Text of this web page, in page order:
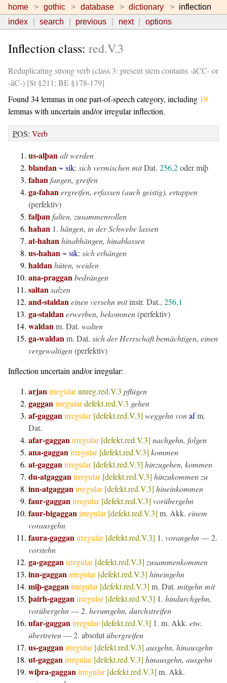
home gothic database dictionary
inflection
index
search previous next options
Inflection class: red.V.3
Reduplicating strong verb (class 3: present stem contains -ǎCC- or
-āC-) [St §211; BE §178-179]
Found 34 lemmas in one part-of-speech category, including 19
lemmas with uncertain and/or irregular inflection.
POS: Verb
us-alþanalt werden
blandan~ sik: sich vermischen mitDat. 256,2oder miþ
fahanfangen, greifen
ga-fahanergreifen, erfassen (auch geistig), ertappen
(perfektiv)
falþanfalten, zusammenrollen
hahan 1. hängen, in der Schwebe lassen
at-hahanhinabhängen, hinablassen
us-hahan~ sik: sich erhängen
haldanhüten, weiden
ana-pragganbedrängen
saltansalzen
and-staldaneinen versehn mitinstr. Dat., 256,1
ga-staldanerwerben, bekommen(perfektiv)
waldanm. Dat. walten
ga-waldanm. Dat. sich der Herrschaft bemächtigen, einen
vergewaltigen(perfektiv)
Inflection uncertain and/or irregular:
arjanirregularunreg.red.V.3 pflügen
gagganirregulardefekt.red.V.3 gehen
af-gagganirregular [defekt.red.V.3] weggehn vonafm.
Dat.
afar-gagganirregular [defekt.red.V.3] nachgehn, folgen
ana-gagganirregular [defekt.red.V.3] kommen
at-gagganirregular [defekt.red.V.3] hinzugehen, kommen
du-atgagganirregular [defekt.red.V.3] hinzukommen zu
inn-atgagganirregular [defekt.red.V.3] hineinkommen
faur-gagganirregular [defekt.red.V.3] vorübergehn
faur-bigagganirregular [defekt.red.V.3] m. Akk. einem
vorausgehn
faura-gagganirregular [defekt.red.V.3] 1. vorangehn— 2.
vorstehn
ga-gagganirregular [defekt.red.V.3] zusammenkommen
inn-gagganirregular [defekt.red.V.3] hineingehn
miþ-gagganirregular [defekt.red.V.3] m. Dat. mitgehn mit
þairh-gagganirregular [defekt.red.V.3] 1. hindurchgehn,
vorübergehn— 2. herumgehn, durchstreifen
ufar-gagganirregular [defekt.red.V.3] 1. m. Akk. etw.
übertreten— 2. absolutübergreifen
us-gagganirregular [defekt.red.V.3] ausgehn, hinausgehn
ut-gagganirregular [defekt.red.V.3] hinausgehn, ausgehn
wiþra-gagganirregular [defekt.red.V.3] m. Akk.